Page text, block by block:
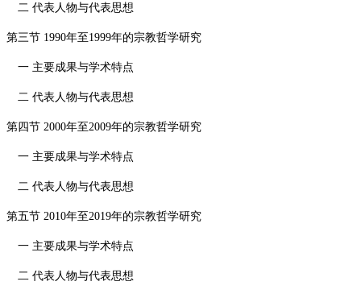
二 代表人物与代表思想
第三节 1990年至 1999年的宗教哲学研究
一 主要成果与学术特点
二 代表人物与代表思想
第四节 2000年至 2009年的宗教哲学研究
一 主要成果与学术特点
二 代表人物与代表思想
第五节 2010年至 2019年的宗教哲学研究
一 主要成果与学术特点
二 代表人物与代表思想